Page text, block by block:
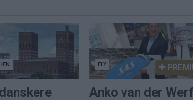
FLY
Anko van der